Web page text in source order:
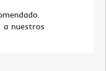
a nuestros